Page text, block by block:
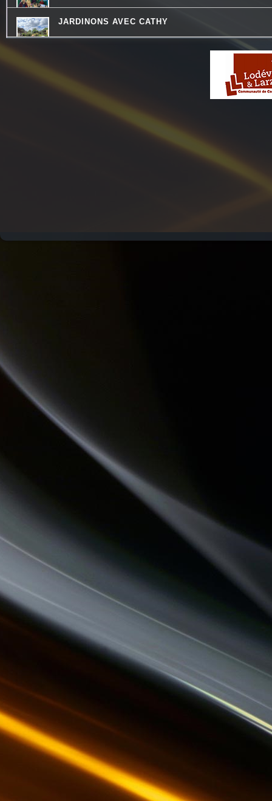
JARDINONS AVEC CATHY
REVISONS NOS CLASSIQUES
CHEMINS DU JAZZ